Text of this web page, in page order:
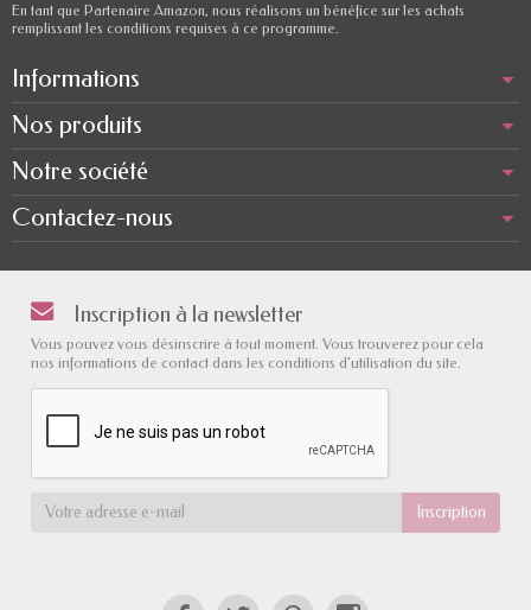
En tant que Partenaire Amazon, nous réalisons un bénéfice sur les achats
remplissant les conditions requises à ce programme.
Informations
Nos produits
Notre société
Contactez-nous
Inscription à la newsletter
Vous pouvez vous désinscrire à tout moment. Vous trouverez pour cela
nos informations de contact dans les conditions d'utilisation du site.